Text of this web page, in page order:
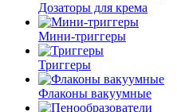
Дозаторы для крема
Мини-триггеры
Триггеры
Флаконы вакуумные